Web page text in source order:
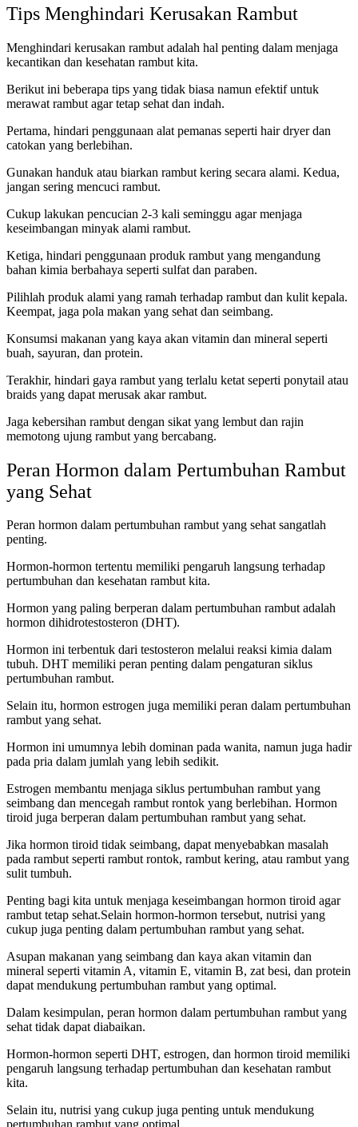
Tips Menghindari Kerusakan Rambut
Menghindari kerusakan rambut adalah hal penting dalam menjaga
kecantikan dan kesehatan rambut kita.
Berikut ini beberapa tips yang tidak biasa namun efektif untuk
merawat rambut agar tetap sehat dan indah.
Pertama, hindari penggunaan alat pemanas seperti hair dryer dan
catokan yang berlebihan.
Gunakan handuk atau biarkan rambut kering secara alami. Kedua,
jangan sering mencuci rambut.
Cukup lakukan pencucian 2-3 kali seminggu agar menjaga
keseimbangan minyak alami rambut.
Ketiga, hindari penggunaan produk rambut yang mengandung
bahan kimia berbahaya seperti sulfat dan paraben.
Pilihlah produk alami yang ramah terhadap rambut dan kulit kepala.
Keempat, jaga pola makan yang sehat dan seimbang.
Konsumsi makanan yang kaya akan vitamin dan mineral seperti
buah, sayuran, dan protein.
Terakhir, hindari gaya rambut yang terlalu ketat seperti ponytail atau
braids yang dapat merusak akar rambut.
Jaga kebersihan rambut dengan sikat yang lembut dan rajin
memotong ujung rambut yang bercabang.
Peran Hormon dalam Pertumbuhan Rambut
yang Sehat
Peran hormon dalam pertumbuhan rambut yang sehat sangatlah
penting.
Hormon-hormon tertentu memiliki pengaruh langsung terhadap
pertumbuhan dan kesehatan rambut kita.
Hormon yang paling berperan dalam pertumbuhan rambut adalah
hormon dihidrotestosteron (DHT).
Hormon ini terbentuk dari testosteron melalui reaksi kimia dalam
tubuh. DHT memiliki peran penting dalam pengaturan siklus
pertumbuhan rambut.
Selain itu, hormon estrogen juga memiliki peran dalam pertumbuhan
rambut yang sehat.
Hormon ini umumnya lebih dominan pada wanita, namun juga hadir
pada pria dalam jumlah yang lebih sedikit.
Estrogen membantu menjaga siklus pertumbuhan rambut yang
seimbang dan mencegah rambut rontok yang berlebihan. Hormon
tiroid juga berperan dalam pertumbuhan rambut yang sehat.
Jika hormon tiroid tidak seimbang, dapat menyebabkan masalah
pada rambut seperti rambut rontok, rambut kering, atau rambut yang
sulit tumbuh.
Penting bagi kita untuk menjaga keseimbangan hormon tiroid agar
rambut tetap sehat.Selain hormon-hormon tersebut, nutrisi yang
cukup juga penting dalam pertumbuhan rambut yang sehat.
Asupan makanan yang seimbang dan kaya akan vitamin dan
mineral seperti vitamin A, vitamin E, vitamin B, zat besi, dan protein
dapat mendukung pertumbuhan rambut yang optimal.
Dalam kesimpulan, peran hormon dalam pertumbuhan rambut yang
sehat tidak dapat diabaikan.
Hormon-hormon seperti DHT, estrogen, dan hormon tiroid memiliki
pengaruh langsung terhadap pertumbuhan dan kesehatan rambut
kita.
Selain itu, nutrisi yang cukup juga penting untuk mendukung